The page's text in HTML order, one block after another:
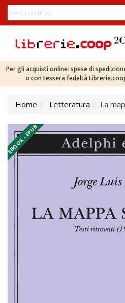
Per gli acquisti online: spese di
o con tessera fedeltà
Home Letteratura La
EBOOK - EPUB